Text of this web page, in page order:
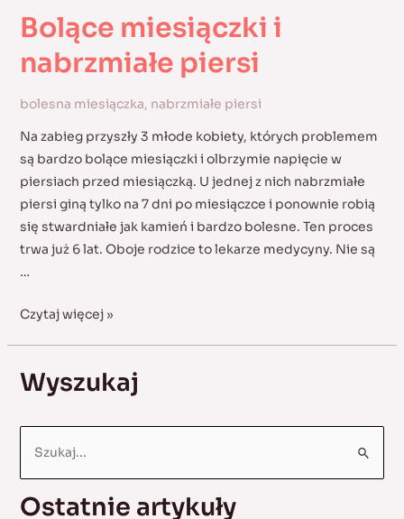
Bolące miesiączki i
nabrzmiałe piersi
bolesna miesiączka, nabrzmiałe piersi
Na zabieg przyszły 3 młode kobiety, których problemem
są bardzo bolące miesiączki i olbrzymie napięcie w
piersiach przed miesiączką. U jednej z nich nabrzmiałe
piersi giną tylko na 7 dni po miesiączce i ponownie robią
się stwardniałe jak kamień i bardzo bolesne. Ten proces
trwa już 6 lat. Oboje rodzice to lekarze medycyny. Nie są
…
Bolące
nabrzmiałe
Czytaj więcej »
Wyszukaj
rOstatnie artykuły